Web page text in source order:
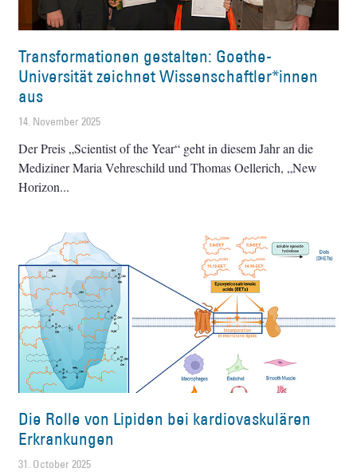
Transformationen gestalten: Goethe-
Universität zeichnet Wissenschaftler*innen
aus
14. November 2025
Der Preis „Scientist of the Year“ geht in diesem Jahr an die
Mediziner Maria Vehreschild und Thomas Oellerich, „New
Horizon
Die Rolle von Lipiden bei kardiovaskulären
Erkrankungen
31. October 2025